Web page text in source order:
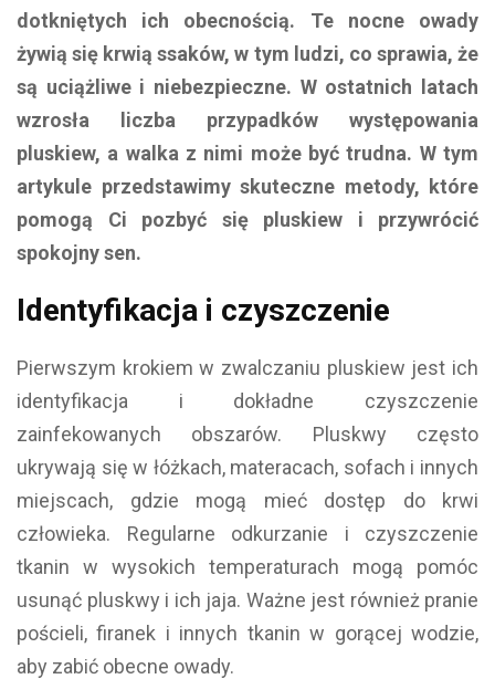
dotkniętych ich obecnością. Te nocne owady
żywią się krwią ssaków, w tym ludzi, co sprawia, że
są uciążliwe i niebezpieczne. W ostatnich latach
wzrosła liczba przypadków występowania
pluskiew, a walka z nimi może być trudna. W tym
artykule przedstawimy skuteczne metody, które
pomogą Ci pozbyć się pluskiew i przywrócić
spokojny sen.
Identyfikacja i czyszczenie
Pierwszym krokiem w zwalczaniu pluskiew jest ich
identyfikacja i dokładne czyszczenie
zainfekowanych obszarów. Pluskwy często
ukrywają się w łóżkach, materacach, sofach i innych
miejscach, gdzie mogą mieć dostęp do krwi
człowieka. Regularne odkurzanie i czyszczenie
tkanin w wysokich temperaturach mogą pomóc
usunąć pluskwy i ich jaja. Ważne jest również pranie
pościeli, firanek i innych tkanin w gorącej wodzie,
aby zabić obecne owady.